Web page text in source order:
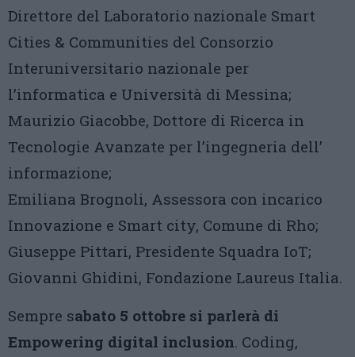
Direttore del Laboratorio nazionale Smart
Cities & Communities del Consorzio
Interuniversitario nazionale per
l’informatica e Università di Messina;
Maurizio Giacobbe, Dottore di Ricerca in
Tecnologie Avanzate per l’ingegneria dell’
informazione;
Emiliana Brognoli, Assessora con incarico
Innovazione e Smart city, Comune di Rho;
Giuseppe Pittari, Presidente Squadra IoT;
Giovanni Ghidini, Fondazione Laureus Italia.
Sempre sabato 5 ottobre si parlerà di
Empowering digital inclusion. Coding,